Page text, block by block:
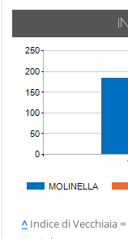
^ Indice di Vecchiaia